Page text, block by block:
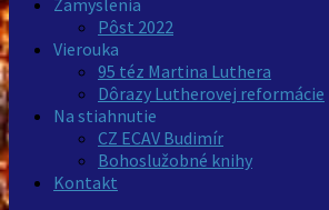
Zamyslenia
Pôst 2022
Vierouka
95 téz Martina Luthera
Dôrazy Lutherovej reformácie
Na stiahnutie
CZ ECAV Budimír
Bohoslužobné knihy
Kontakt